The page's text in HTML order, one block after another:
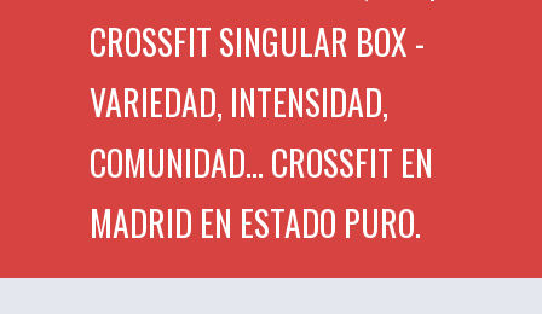
CROSSFIT SINGULAR BOX -
VARIEDAD, INTENSIDAD,
COMUNIDAD... CROSSFIT EN
MADRID EN ESTADO PURO.